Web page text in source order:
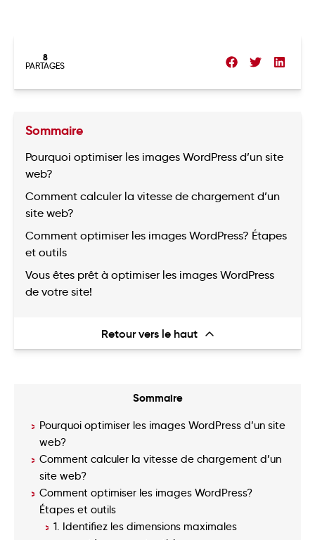
8
PARTAGES
Sommaire
Pourquoi optimiser les images WordPress d’un site
web?
Comment calculer la vitesse de chargement d’un
site web?
Comment optimiser les images WordPress? Étapes
et outils
Vous êtes prêt à optimiser les images WordPress
de votre site!
Retour vers le haut
Sommaire
Pourquoi optimiser les images WordPress d’un site
web?
Comment calculer la vitesse de chargement d’un
site web?
Comment optimiser les images WordPress?
Étapes et outils
1. Identifiez les dimensions maximales